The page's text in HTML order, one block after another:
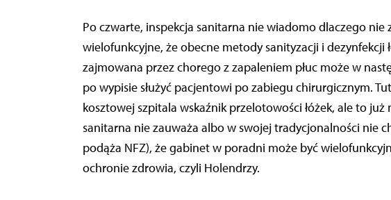
Po czwarte, inspekcja sanitarna nie wiadomo dlaczego
wielofunkcyjne, że obecne metody sanityzacji i dezynfekcji
zajmowana przez chorego z zapaleniem płuc może w
po wypisie służyć pacjentowi po zabiegu chirurgicznym.
kosztowej szpitala wskaźnik przelotowości łóżek, ale to już
sanitarna nie zauważa albo w swojej tradycjonalności nie
podąża NFZ), że gabinet w poradni może być
ochronie zdrowia, czyli Holendrzy.